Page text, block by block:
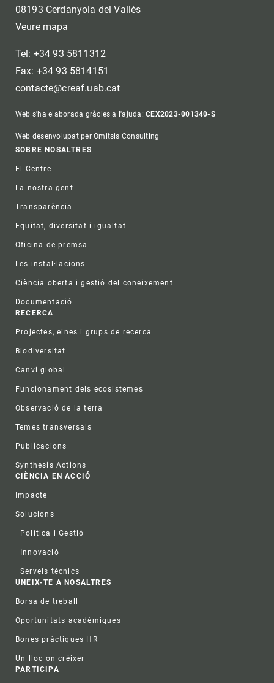
08193 Cerdanyola del Vallès
Veure mapa
Tel: +34 93 5811312
Fax: +34 93 5814151
contacte@creaf.uab.cat
Web s'ha elaborada gràcies a l'ajuda:CEX2023-001340-S
Web desenvolupat per Omitsis Consulting
Footer
SOBRE NOSALTRES
El Centre
La nostra gent
Transparència
Equitat, diversitat i igualtat
Oficina de premsa
Les instal·lacions
Ciència oberta i gestió del coneixement
Documentació
RECERCA
Projectes, eines i grups de recerca
Biodiversitat
Canvi global
Funcionament dels ecosistemes
Observació de la terra
Temes transversals
Publicacions
Synthesis Actions
CIÈNCIA EN ACCIÓ
Impacte
Solucions
Política i Gestió
Innovació
Serveis tècnics
UNEIX-TE A NOSALTRES
Borsa de treball
Oportunitats acadèmiques
Bones pràctiques HR
Un lloc on créixer
PARTICIPA